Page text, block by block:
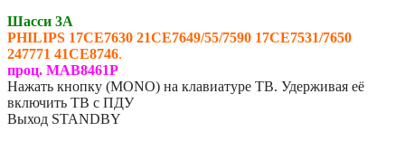
Шасси 3А
PHILIPS 17CE7630 21CE7649/55/7590 17CE7531/7650
247771 41CE8746.
проц. MAB8461P
Нажать кнопку (MONO) на клавиатуре ТВ. Удерживая её
включить ТВ с ПДУ
Выход STANDBY